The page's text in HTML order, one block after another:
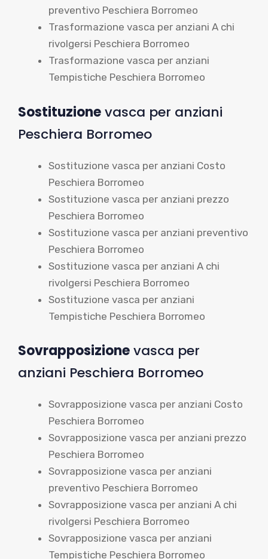
preventivo Peschiera Borromeo
Trasformazione vasca per anziani A chi
rivolgersi Peschiera Borromeo
Trasformazione vasca per anziani
Tempistiche Peschiera Borromeo
Sostituzionevasca per anziani
Peschiera Borromeo
Sostituzione vasca per anziani Costo
Peschiera Borromeo
Sostituzione vasca per anziani prezzo
Peschiera Borromeo
Sostituzione vasca per anziani preventivo
Peschiera Borromeo
Sostituzione vasca per anziani A chi
rivolgersi Peschiera Borromeo
Sostituzione vasca per anziani
Tempistiche Peschiera Borromeo
Sovrapposizionevasca per
anziani Peschiera Borromeo
Sovrapposizione vasca per anziani Costo
Peschiera Borromeo
Sovrapposizione vasca per anziani prezzo
Peschiera Borromeo
Sovrapposizione vasca per anziani
preventivo Peschiera Borromeo
Sovrapposizione vasca per anziani A chi
rivolgersi Peschiera Borromeo
Sovrapposizione vasca per anziani
Tempistiche Peschiera Borromeo